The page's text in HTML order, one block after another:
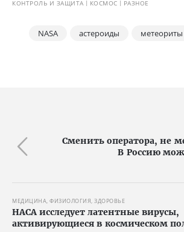
КОНТРОЛЬ И ЗАЩИТА КОСМОС РАЗНОЕ
NASA астероиды метеориты
Сменить оператора, не
В Россию
МЕДИЦИНА, ФИЗИОЛОГИЯ, ЗДОРОВЬЕ
НАСА исследует латентные вирусы,
активирующиеся в космическом